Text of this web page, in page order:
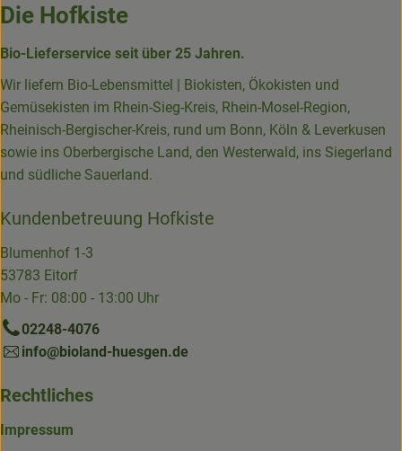
Die Hofkiste
Bio-Lieferservice seit über 25 Jahren.
Wir liefern Bio-Lebensmittel | Biokisten, Ökokisten und
Gemüsekisten im Rhein-Sieg-Kreis, Rhein-Mosel-Region,
Rheinisch-Bergischer-Kreis, rund um Bonn, Köln & Leverkusen
sowie ins Oberbergische Land, den Westerwald, ins Siegerland
und südliche Sauerland.
Kundenbetreuung Hofkiste
Blumenhof 1-3
53783 Eitorf
Mo - Fr: 08:00 - 13:00 Uhr
02248-4076
info@bioland-huesgen.de
Rechtliches
Impressum